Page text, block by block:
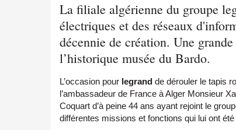
La filiale algérienne du groupe
électriques et des réseaux
décennie de création. Une
l’historique musée du Bardo.
L’occasion pour legrand de dérouler le tapis
l’ambassadeur de France à Alger Monsieur
Coquart d’à peine 44 ans ayant rejoint le
différentes missions et fonctions qui lui ont